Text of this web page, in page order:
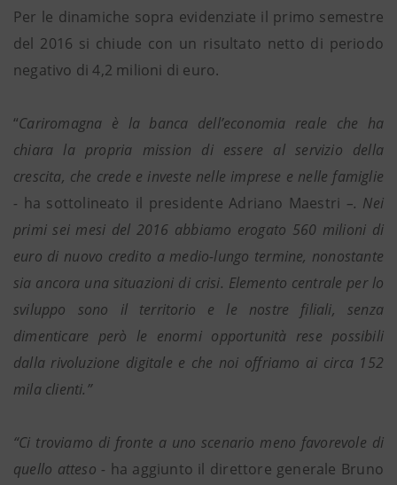
Per le dinamiche sopra evidenziate il primo semestre
del 2016 si chiude con un risultato netto di periodo
negativo di 4,2 milioni di euro.
“Cariromagna è la banca dell’economia reale che ha
chiara la propria mission di essere al servizio della
crescita, che crede e investe nelle imprese e nelle famiglie
- ha sottolineato il presidente Adriano Maestri –. Nei
primi sei mesi del 2016 abbiamo erogato 560 milioni di
euro di nuovo credito a medio-lungo termine, nonostante
sia ancora una situazioni di crisi. Elemento centrale per lo
sviluppo sono il territorio e le nostre filiali, senza
dimenticare però le enormi opportunità rese possibili
dalla rivoluzione digitale e che noi offriamo ai circa 152
mila clienti.”
“Ci troviamo di fronte a uno scenario meno favorevole di
quello atteso - ha aggiunto il direttore generale Bruno